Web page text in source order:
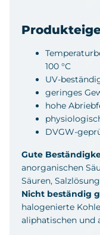
100 °C
UV-
geringes
hohe
DVGW-
Gute
anorganischen
Säuren,
Nicht beständig
halogenierte
aliphatischen und